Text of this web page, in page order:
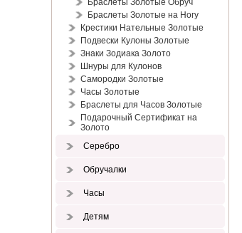
Браслеты Золотые Обруч
Браслеты Золотые на Ногу
Крестики Нательные Золотые
Подвески Кулоны Золотые
Знаки Зодиака Золото
Шнуры для Кулонов
Самородки Золотые
Часы Золотые
Браслеты для Часов Золотые
Подарочный Сертификат на
Золото
Серебро
Обручалки
Часы
Детям